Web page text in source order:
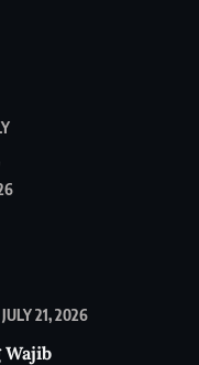
JULY 21, 2026
Wajib